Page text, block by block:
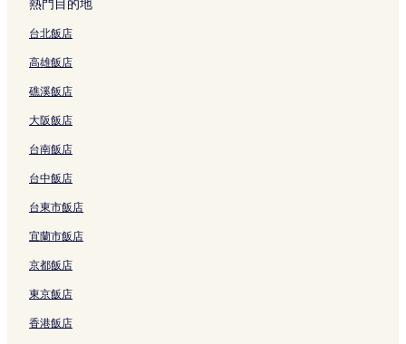
的
連
i
d
y
i
l
l
a
連
w
a
的
結
r
e
d
R
e
s
i
e
c
e
的
連
結
w
H
t
l
X
i
a
e
的
連
結
S
T
R
B
A
Y
H
T
L
的
連
結
a
n
H
r
b
o
u
V
e
w
b
y
I
H
的
結
m
e
的
結
i
p
r
H
o
t
e
的
結
g
u
r
i
s
e
C
n
e
r
X
i
a
m
n
的
連
n
I
n
i
a
m
e
B
i
l
u
z
h
o
P
n
d
l
z
a
R
o
a
e
Y
u
z
h
o
X
熱門目的地
台北飯店
高雄飯店
礁溪飯店
大阪飯店
台南飯店
台中飯店
台東市飯店
宜蘭市飯店
京都飯店
東京飯店
香港飯店